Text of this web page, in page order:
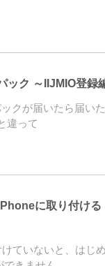
ック ～IIJMIO登録
クが届いたら届い
違って
に取り付け
ていないと、はじ